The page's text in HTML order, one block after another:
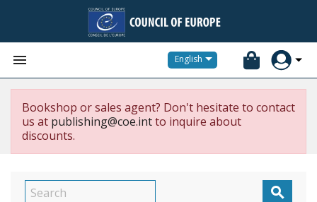
 English
Bookshop or sales agent? Don't hesitate to contact
us at publishing@coe.intto inquire about
discounts.
